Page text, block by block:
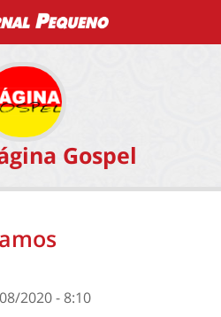
Gospel
2020 - 8:10